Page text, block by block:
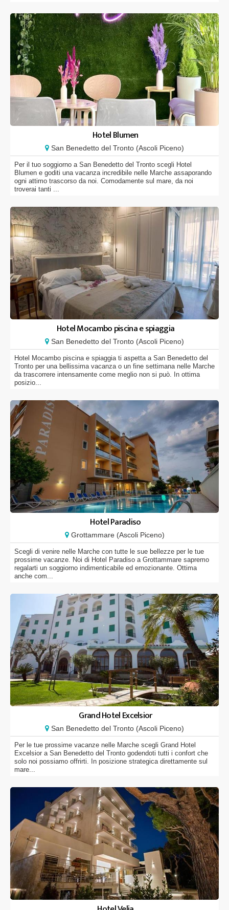
Hotel Blumen
San Benedetto del Tronto (Ascoli Piceno)
Per il tuo soggiorno a San Benedetto del Tronto scegli Hotel
Blumen e goditi una vacanza incredibile nelle Marche assaporando
ogni attimo trascorso da noi. Comodamente sul mare, da noi
troverai tanti ...
Hotel Mocambo piscina e spiaggia
San Benedetto del Tronto (Ascoli Piceno)
Hotel Mocambo piscina e spiaggia ti aspetta a San Benedetto del
Tronto per una bellissima vacanza o un fine settimana nelle Marche
da trascorrere intensamente come meglio non si può. In ottima
posizio...
Hotel Paradiso
Grottammare (Ascoli Piceno)
Scegli di venire nelle Marche con tutte le sue bellezze per le tue
prossime vacanze. Noi di Hotel Paradiso a Grottammare sapremo
regalarti un soggiorno indimenticabile ed emozionante. Ottima
anche com...
Grand Hotel Excelsior
San Benedetto del Tronto (Ascoli Piceno)
Per le tue prossime vacanze nelle Marche scegli Grand Hotel
Excelsior a San Benedetto del Tronto godendoti tutti i confort che
solo noi possiamo offrirti. In posizione strategica direttamente sul
mare...